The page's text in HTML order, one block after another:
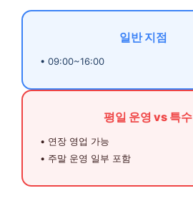
일반 지점
• 09:00~16:00
평일 운영 vs 특
• 연장 영업 가능
• 주말 운영 일부 포함